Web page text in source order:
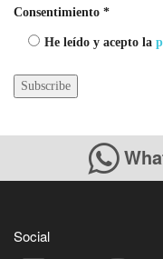
Consentimiento *
He leído y acepto la
Social